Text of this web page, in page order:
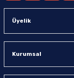
Üyelik
Kurumsal